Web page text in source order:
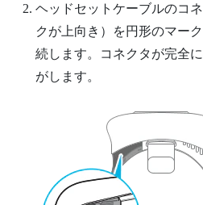
ヘッドセットケーブルのコ
クが上向き）を円形のマー
続します。コネクタが完全
がします。